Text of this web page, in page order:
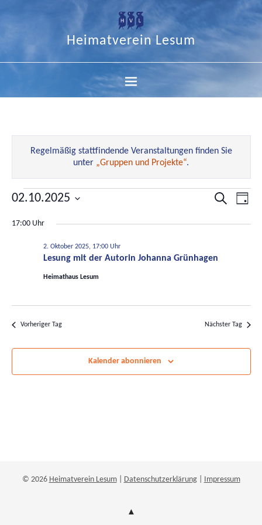
Heimatverein Lesum
Regelmäßig stattfindende Veranstaltungen finden Sie
unter „Gruppen und Projekte“.
Suche
Tag
02.10.2025
wählen.
17:00 Uhr
Lesung mit der Autorin Johanna Grünhagen
2. Oktober 2025, 17:00 Uhr
Heimathaus Lesum
Vorheriger Tag Nächster Tag
Kalender abonnieren
© 2026 Heimatverein Lesum| Datenschutzerklärung| Impressum